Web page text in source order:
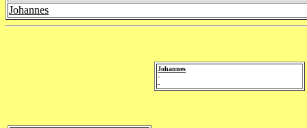
Johannes
Johannes
-
-